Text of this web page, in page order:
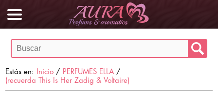
Estás en: Inicio / PERFUMES ELLA /
(recuerda This Is Her Zadig & Voltaire)